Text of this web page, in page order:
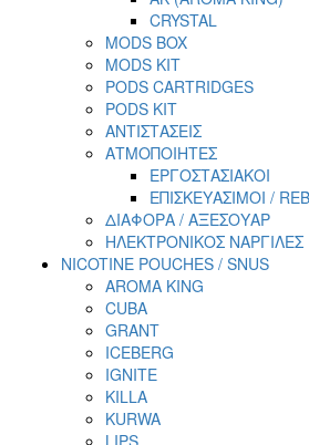
CRYSTAL
MODS BOX
MODS KIT
PODS CARTRIDGES
PODS KIT
ΑΝΤΙΣΤΑΣΕΙΣ
ΑΤΜΟΠΟΙΗΤΕΣ
ΕΡΓΟΣΤΑΣΙΑΚΟΙ
ΕΠΙΣΚΕΥΑΣΙΜΟΙ /
ΔΙΑΦΟΡΑ / ΑΞΕΣΟΥΑΡ
ΗΛΕΚΤΡΟΝΙΚΟΣ ΝΑΡΓΙΛΕΣ
NICOTINE POUCHES / SNUS
AROMA KING
CUBA
GRANT
ICEBERG
IGNITE
KILLA
KURWA
LIPS